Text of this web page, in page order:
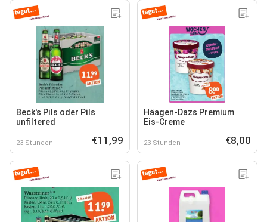
Beck's Pils oder Pils
unfiltered
23 Stunden €11,99
Häagen-Dazs Premium
Eis-Creme
23 Stunden €8,00